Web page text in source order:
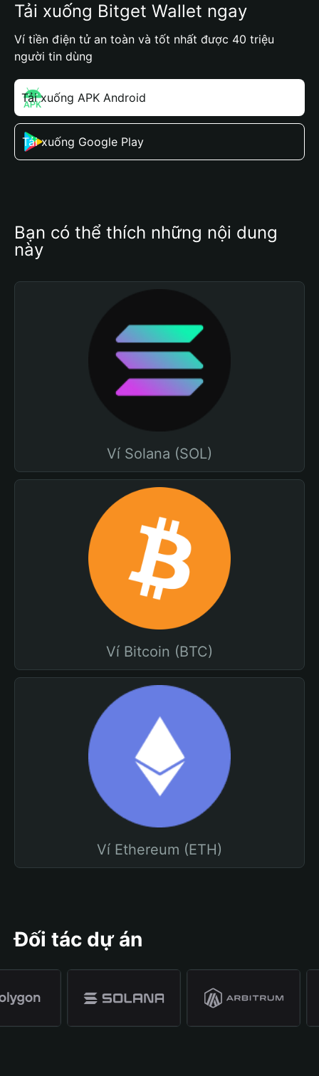
Tải xuống Bitget Wallet ngay
Ví tiền điện tử an toàn và tốt nhất được 40 triệu
người tin dùng
Tải xuống APK Android
Tải xuống Google Play
Bạn có thể thích những nội dung
này
Ví Solana (SOL)
Ví Bitcoin (BTC)
Ví Ethereum (ETH)
Đối tác dự án